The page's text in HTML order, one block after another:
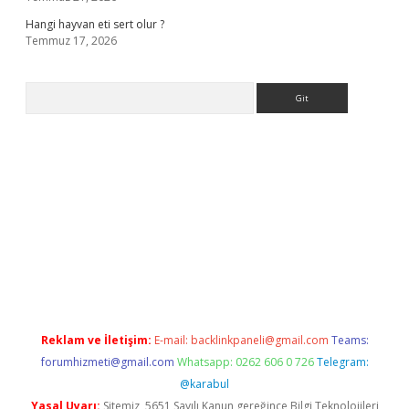
Hangi hayvan eti sert olur ?
Temmuz 17, 2026
Reklam ve İletişim: E-mail: backlinkpaneli@gmail.com Teams:
forumhizmeti@gmail.com Whatsapp: 0262 606 0 726 Telegram:
@karabul
Yasal Uyarı: Sitemiz, 5651 Sayılı Kanun gereğince Bilgi Teknolojileri